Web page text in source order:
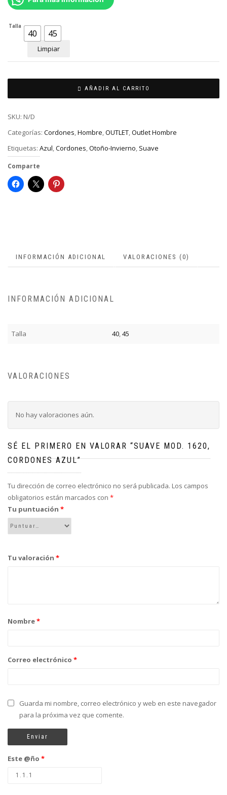
Talla
40 45
Limpiar
AÑADIR AL CARRITO
SKU: N/D
Categorías: Cordones,Hombre,OUTLET,Outlet Hombre
Etiquetas: Azul,Cordones,Otoño-Invierno, Suave
Comparte
INFORMACIÓN ADICIONAL VALORACIONES (0)
INFORMACIÓN ADICIONAL
Talla 40,45
VALORACIONES
No hay valoraciones aún.
SÉ EL PRIMERO EN VALORAR “SUAVE MOD. 1620,
CORDONES AZUL”
Tu dirección de correo electrónico no será publicada. Los campos
obligatorios están marcados con *
Tu puntuación *
Tu valoración *
Nombre*
Correo electrónico *
Guarda mi nombre, correo electrónico y web en este navegador
para la próxima vez que comente.
Este @ño *